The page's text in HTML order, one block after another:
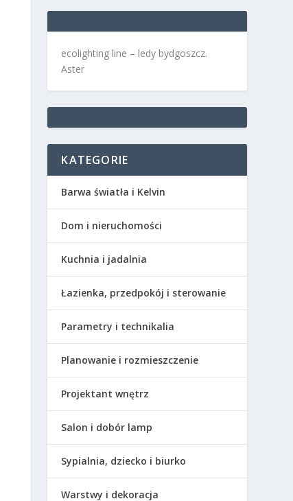
ecolighting line – ledy bydgoszcz.
Aster
KATEGORIE
Barwa światła i Kelvin
Dom i nieruchomości
Kuchnia i jadalnia
Łazienka, przedpokój i sterowanie
Parametry i technikalia
Planowanie i rozmieszczenie
Projektant wnętrz
Salon i dobór lamp
Sypialnia, dziecko i biurko
Warstwy i dekoracja